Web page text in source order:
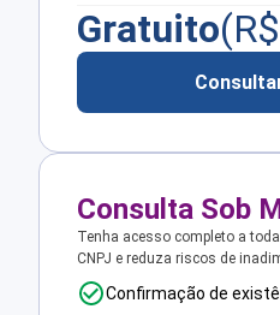
Gratuito(R$
Consulta Sob
Tenha acesso completo a
CNPJ e reduza riscos de
Confirmação de